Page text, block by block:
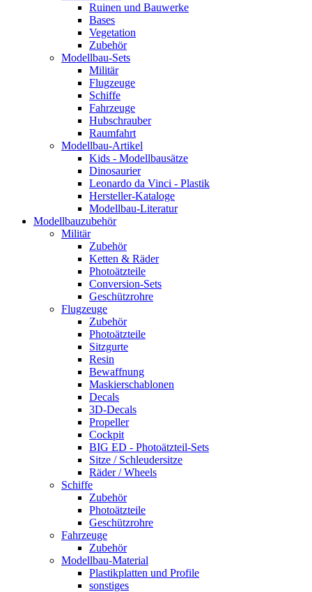
Ruinen und Bauwerke
Bases
Vegetation
Zubehör
Modellbau-Sets
Militär
Flugzeuge
Schiffe
Fahrzeuge
Hubschrauber
Raumfahrt
Modellbau-Artikel
Kids - Modellbausätze
Dinosaurier
Leonardo da Vinci - Plastik
Hersteller-Kataloge
Modellbau-Literatur
Modellbauzubehör
Militär
Zubehör
Ketten & Räder
Photoätzteile
Conversion-Sets
Geschützrohre
Flugzeuge
Zubehör
Photoätzteile
Sitzgurte
Resin
Bewaffnung
Maskierschablonen
Decals
3D-Decals
Propeller
Cockpit
BIG ED - Photoätzteil-Sets
Sitze / Schleudersitze
Räder / Wheels
Schiffe
Zubehör
Photoätzteile
Geschützrohre
Fahrzeuge
Zubehör
Modellbau-Material
Plastikplatten und Profile
sonstiges